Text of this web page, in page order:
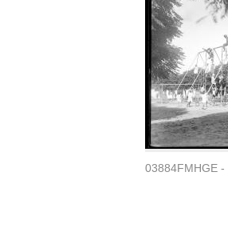
03884FMHGE -